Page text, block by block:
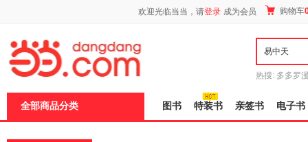
欢迎光临当当，请登录 成为会员 购物车
热搜: 多多罗
全部商品分类 图书 特装书 亲签书 电子书
页